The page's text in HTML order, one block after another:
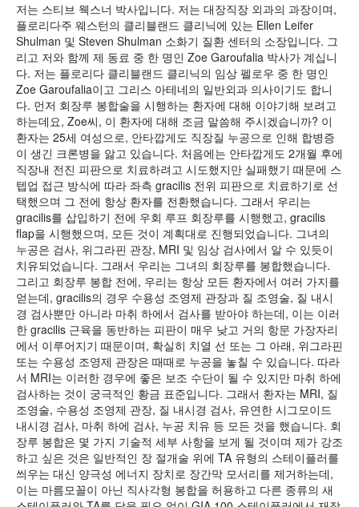
저는 스티브 웩스너 박사입니다. 저는 대장직장 외과의 과장이며,
플로리다주 웨스턴의 클리블랜드 클리닉에 있는 Ellen Leifer
Shulman 및 Steven Shulman 소화기 질환 센터의 소장입니다. 그
리고 저와 함께 제 동료 중 한 명인 Zoe Garoufalia 박사가 계십니
다. 저는 플로리다 클리블랜드 클리닉의 임상 펠로우 중 한 명인
Zoe Garoufalia이고 그리스 아테네의 일반외과 의사이기도 합니
다. 먼저 회장루 봉합술을 시행하는 환자에 대해 이야기해 보려고
하는데요, Zoe씨, 이 환자에 대해 조금 말씀해 주시겠습니까? 이
환자는 25세 여성으로, 안타깝게도 직장질 누공으로 인해 합병증
이 생긴 크론병을 앓고 있습니다. 처음에는 안타깝게도 2개월 후에
직장내 전진 피판으로 치료하려고 시도했지만 실패했기 때문에 스
텝업 접근 방식에 따라 좌측 gracilis 전위 피판으로 치료하기로 선
택했으며 그 전에 항상 환자를 전환했습니다. 그래서 우리는
gracilis를 삽입하기 전에 우회 루프 회장루를 시행했고, gracilis
flap을 시행했으며, 모든 것이 계획대로 진행되었습니다. 그녀의
누공은 검사, 위그라핀 관장, MRI 및 임상 검사에서 알 수 있듯이
치유되었습니다. 그래서 우리는 그녀의 회장루를 봉합했습니다.
그리고 회장루 봉합 전에, 우리는 항상 모든 환자에서 여러 가지를
얻는데, gracilis의 경우 수용성 조영제 관장과 질 조영술, 질 내시
경 검사뿐만 아니라 마취 하에서 검사를 받아야 하는데, 이는 이러
한 gracilis 근육을 동반하는 피판이 매우 낮고 거의 항문 가장자리
에서 이루어지기 때문이며, 확실히 치열 선 또는 그 아래, 위그라핀
또는 수용성 조영제 관장은 때때로 누공을 놓칠 수 있습니다. 따라
서 MRI는 이러한 경우에 좋은 보조 수단이 될 수 있지만 마취 하에
검사하는 것이 궁극적인 황금 표준입니다. 그래서 환자는 MRI, 질
조영술, 수용성 조영제 관장, 질 내시경 검사, 유연한 시그모이드
내시경 검사, 마취 하에 검사, 누공 치유 등 모든 것을 했습니다. 회
장루 봉합은 몇 가지 기술적 세부 사항을 보게 될 것이며 제가 강조
하고 싶은 것은 일반적인 장 절개술 위에 TA 유형의 스테이플러를
씌우는 대신 양극성 에너지 장치로 장간막 모서리를 제거하는데,
이는 마름모꼴이 아닌 직사각형 봉합을 허용하고 다른 종류의 새